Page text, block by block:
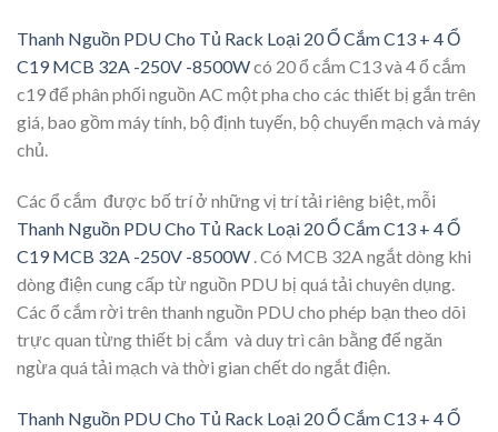
Thanh Nguồn PDU Cho Tủ Rack Loại 20 Ổ Cắm C13 + 4 Ổ
C19 MCB 32A -250V -8500Wcó 20 ổ cắm C13 và 4 ổ cắm
c19 để phân phối nguồn AC một pha cho các thiết bị gắn trên
giá, bao gồm máy tính, bộ định tuyến, bộ chuyển mạch và máy
chủ.
Các ổ cắm được bố trí ở những vị trí tải riêng biệt, mỗi
Thanh Nguồn PDU Cho Tủ Rack Loại 20 Ổ Cắm C13 + 4 Ổ
C19 MCB 32A -250V -8500W . Có MCB 32A ngắt dòng khi
dòng điện cung cấp từ nguồn PDU bị quá tải chuyên dụng.
Các ổ cắm rời trên thanh nguồn PDU cho phép bạn theo dõi
trực quan từng thiết bị cắm và duy trì cân bằng để ngăn
ngừa quá tải mạch và thời gian chết do ngắt điện.
Thanh Nguồn PDU Cho Tủ Rack Loại 20 Ổ Cắm C13 + 4 Ổ